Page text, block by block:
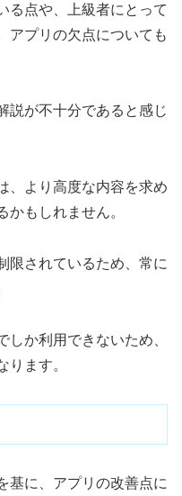
る点や、上級者にとって
アプリの欠点についても
説が不十分であると感じ
、より高度な内容を求め
かもしれません。
限されているため、常に
か利用できないため、
ります。
基に、アプリの改善点に